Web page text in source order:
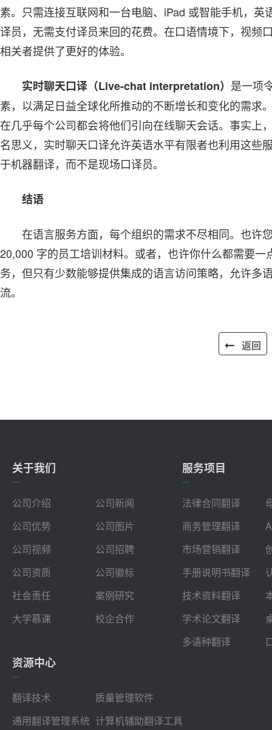
素。只需连接互联网和一台电脑、iPad 或智能手机，
译员，无需支付译员来回的花费。在口语情境下，视频
相关者提供了更好的体验。
实时聊天口译（Live-chat interpretation） 是一项
素，以满足日益全球化所推动的不断增长和变化的需求
在几乎每个公司都会将他们引向在线聊天会话。事实上
名思义，实时聊天口译允许英语水平有限者也利用这些
于机器翻译，而不是现场口译员。
结语
在语言服务方面，每个组织的需求不尽相同。也许
20,000 字的员工培训材料。或者，也许你什么都需要
务，但只有少数能够提供集成的语言访问策略，允许多
流。
返回
关于我们
公司介绍
公司新闻
公司优势
公司图片
公司视频
公司招聘
公司资质
公司徽标
社会责任
案例研究
大学慕课
校企合作
服务项目
法律合同翻译
商务管理翻译
市场营销翻译
手册说明书翻译
技术资料翻译
学术论文翻译
多语种翻译
资源中心
翻译技术
质量管理软件
通用翻译管理系统 计算机辅助翻译工具